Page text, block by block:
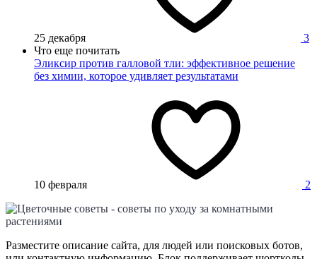
25 декабря
3
Что еще почитать
Эликсир против галловой тли: эффективное решение
без химии, которое удивляет результатами
10 февраля 2
Разместите описание сайта, для людей или поисковых ботов,